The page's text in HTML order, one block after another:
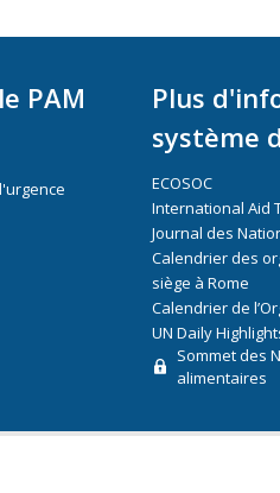
PAM
Plus
système
ECOSOC
International Aid
Journal des
Calendrier des
siège à Rome
Calendrier de
UN Daily
Sommet des
alimentaires